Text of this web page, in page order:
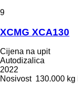
9
XCMG XCA130
Cijena na upit
Autodizalica
2022
Nosivost 130.000 kg